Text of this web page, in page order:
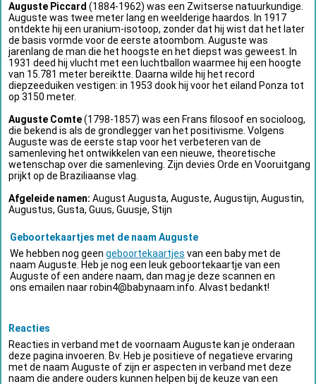
Auguste Piccard (1884-1962) was een Zwitserse natuurkundige.
Auguste was twee meter lang en weelderige haardos. In 1917
ontdekte hij een uranium-isotoop, zonder dat hij wist dat het later
de basis vormde voor de eerste atoombom. Auguste was
jarenlang de man die het hoogste en het diepst was geweest. In
1931 deed hij vlucht met een luchtballon waarmee hij een hoogte
van 15.781 meter bereiktte. Daarna wilde hij het record
diepzeeduiken vestigen: in 1953 dook hij voor het eiland Ponza tot
op 3150 meter.
Auguste Comte(1798-1857) was een Frans filosoof en socioloog,
die bekend is als de grondlegger van het positivisme. Volgens
Auguste was de eerste stap voor het verbeteren van de
samenleving het ontwikkelen van een nieuwe, theoretische
wetenschap over die samenleving. Zijn devies Orde en Vooruitgang
prijkt op de Braziliaanse vlag.
Afgeleide namen: August Augusta, Auguste, Augustijn, Augustin,
Augustus, Gusta, Guus, Guusje, Stijn
Geboortekaartjes met de naam Auguste
We hebben nog geen geboortekaartjes van een baby met de
naam Auguste. Heb je nog een leuk geboortekaartje van een
Auguste of een andere naam, dan mag je deze scannen en
ons emailen naarrobin4@babynaam.info . Alvast bedankt!
Reacties
Reacties in verband met de voornaam Auguste kan je onderaan
deze pagina invoeren. Bv. Heb je positieve of negatieve ervaring
met de naam Auguste of zijn er aspecten in verband met deze
naam die andere ouders kunnen helpen bij de keuze van een